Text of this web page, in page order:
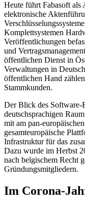
Heute führt Fabasoft als
elektronische
Komplettsystemen
Veröffentlichungen
und
öffentlichen Dienst in
Verwaltungen in
öffentlichen Hand
Stammkunden.
Der Blick des Software-
deutschsprachigen
mit am pan-
gesamteuropäische
Infrastruktur für das
Dazu wurde im Herbst
nach belgischem Recht
Gründungsmitgliedern.
Im Corona-